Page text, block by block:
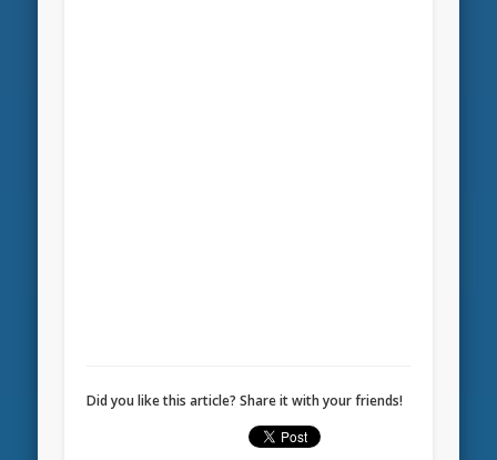
Did you like this article? Share it with your friends!